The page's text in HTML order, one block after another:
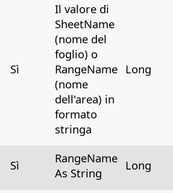
Sì
Il valore di
SheetName
(nome del
foglio) o
RangeName
(nome
dell'area) in
formato
stringa
Long
Sì
RangeName
As String
Long